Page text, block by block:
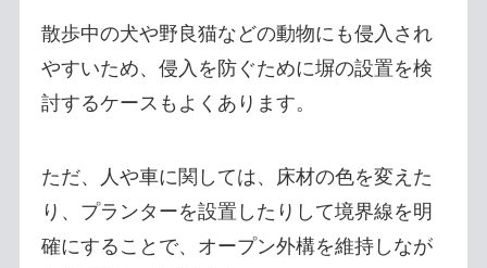
散歩中の犬や野良猫などの動物にも侵入され
やすいため、侵入を防ぐために塀の設置を検
討するケースもよくあります。
ただ、人や車に関しては、床材の色を変えた
り、プランターを設置したりして境界線を明
確にすることで、オープン外構を維持しなが